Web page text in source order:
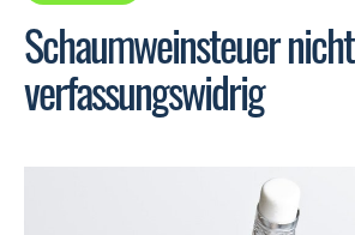
Schaumweinsteuer nicht
verfassungswidrig